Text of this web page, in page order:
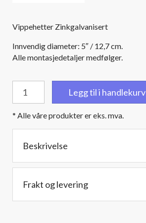
Vippehetter Zinkgalvanisert
Innvendig diameter: 5″ / 12,7 cm.
Alle montasjedetaljer medfølger.
Zinkgalvanisert
diameter
5"
cm.
Legg til i handlekurv
* Alle våre produkter er eks. mva.
Beskrivelse
Frakt og levering